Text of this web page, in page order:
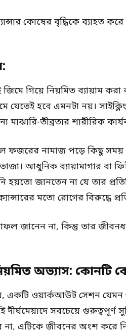
কোষের বৃদ্ধিকে ব্যাহত করে
গিয়ে নিয়মিত ব্যায়াম করা
হবে এমনটা নয়।
তীব্রতার শারীরিক
ফজরের নামাজ পড়ে কিছু
আধুনিক ব্যায়ামাগার বা
হয়তো জানতেন না যে তার
মতো রোগের বিরুদ্ধে
জানেন না, কিন্তু তার
অভ্যাস: কোনটি
ওয়ার্কআউট সেশন যেমন
দীর্ঘমেয়াদে সবচেয়ে গুরুত্বপূর্ণ
না, এটিকে জীবনের অংশ করে